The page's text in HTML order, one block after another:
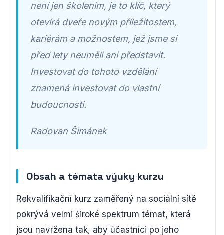
není jen školením, je to klíč, který
otevírá dveře novým příležitostem,
kariérám a možnostem, jež jsme si
před lety neuměli ani představit.
Investovat do tohoto vzdělání
znamená investovat do vlastní
budoucnosti.
Radovan Šimánek
Obsah a témata výuky kurzu
Rekvalifikační kurz zaměřený na sociální sítě
pokrývá velmi široké spektrum témat, která
jsou navržena tak, aby účastníci po jeho